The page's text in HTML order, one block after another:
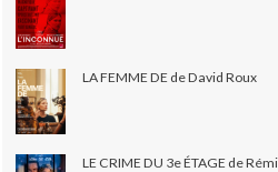
LA FEMME DE de David Roux
LE CRIME DU 3e ÉTAGE de